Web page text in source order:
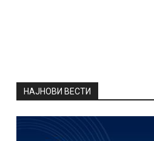
НАЈНОВИ ВЕСТИ